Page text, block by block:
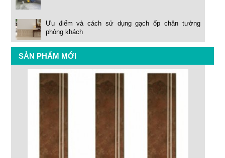
Ưu điểm và cách sử dụng gạch ốp chân tường
phòng khách
SẢN PHẨM MỚI